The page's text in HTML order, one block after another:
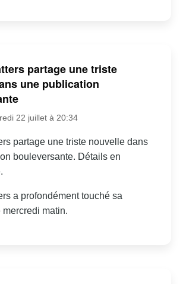
partage une triste
une publication
22 juillet à 20:34
partage une triste nouvelle dans
bouleversante. Détails en
a profondément touché sa
matin.